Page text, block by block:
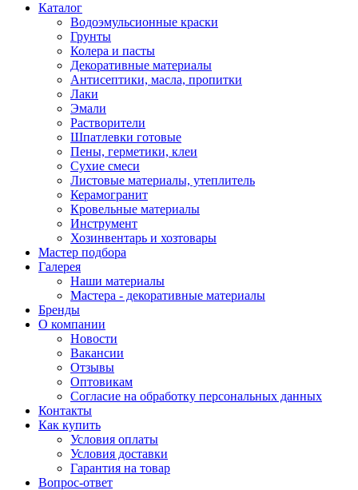
Каталог
Водоэмульсионные краски
Грунты
Колера и пасты
Декоративные материалы
Антисептики, масла, пропитки
Лаки
Эмали
Растворители
Шпатлевки готовые
Пены, герметики, клеи
Сухие смеси
Листовые материалы, утеплитель
Керамогранит
Кровельные материалы
Инструмент
Хозинвентарь и хозтовары
Мастер подбора
Галерея
Наши материалы
Мастера - декоративные материалы
Бренды
О компании
Новости
Вакансии
Отзывы
Оптовикам
Cогласие на обработку персональных данных
Контакты
Как купить
Условия оплаты
Условия доставки
Гарантия на товар
Вопрос-ответ